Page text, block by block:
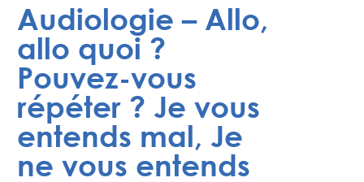
Audiologie – Allo,
allo quoi ?
Pouvez-vous
répéter ? Je vous
entends mal, Je
ne vous entends